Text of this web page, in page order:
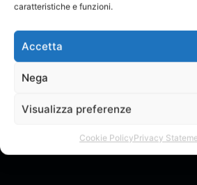
caratteristiche e funzioni.
Accetta
Nega
Visualizza preferenze
Cookie PolicyPrivacy
Doctor Keos & Tony
The Techno (P-
Ascolta